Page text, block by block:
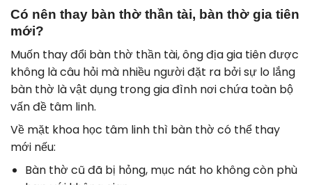
Có nên thay bàn thờ thần tài, bàn thờ gia tiên
mới?
Muốn thay đổi bàn thờ thần tài, ông địa gia tiên được
không là câu hỏi mà nhiều người đặt ra bởi sự lo lắng
bàn thờ là vật dụng trong gia đình nơi chứa toàn bộ
vấn đề tâm linh.
Về mặt khoa học tâm linh thì bàn thờ có thể thay
mới nếu:
Bàn thờ cũ đã bị hỏng, mục nát ho không còn phù